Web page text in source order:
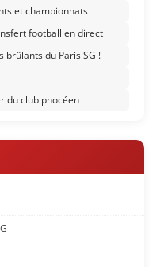
et championnats
football en direct
brûlants du Paris SG !
du club phocéen